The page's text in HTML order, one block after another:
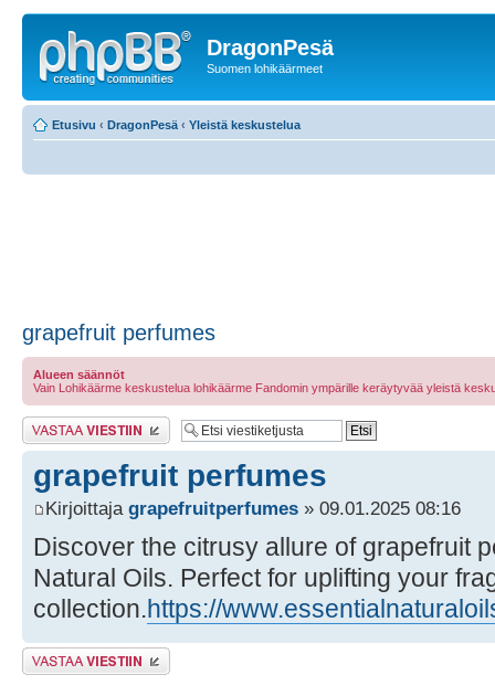
DragonPesä
Suomen lohikäärmeet
Etusivu ‹ DragonPesä ‹ Yleistä keskustelua
grapefruit perfumes
Alueen säännöt
Vain Lohikäärme keskustelua lohikäärme Fandomin ympärille keräytyvää yleistä
Lähetä vastaus
grapefruit perfumes
Kirjoittaja grapefruitperfumes » 09.01.2025 08:16
Discover the citrusy allure of grapefruit
Natural Oils. Perfect for uplifting your
collection.https://
Lähetä vastaus